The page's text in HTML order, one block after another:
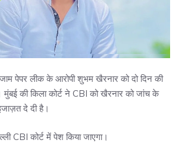
पेपर लीक के आरोपी शुभम खैरनार को दो दिन की
मुंबई की किला कोर्ट ने CBI को खैरनार को जांच के
दे दी है।
CBI कोर्ट में पेश किया जाएगा।